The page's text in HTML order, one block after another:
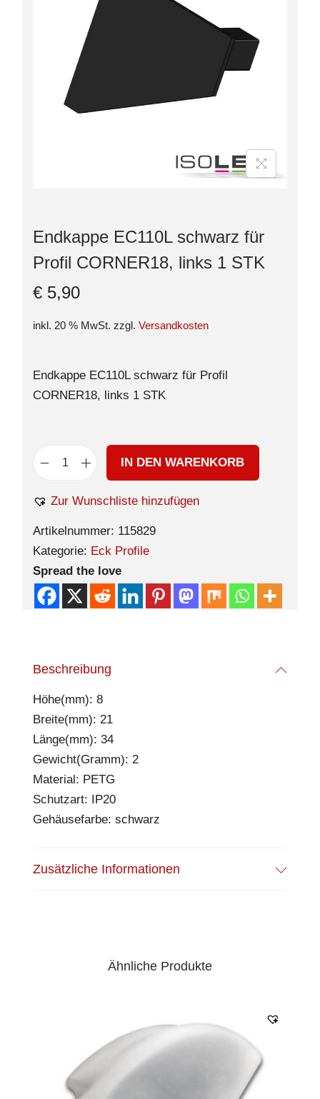
Endkappe EC110L schwarz für
Profil CORNER18, links 1 STK
€ 5,90
inkl. 20 % MwSt. zzgl. Versandkosten
Endkappe EC110L schwarz für Profil
CORNER18, links 1 STK
IN DEN WARENKORB
Zur Wunschliste hinzufügen
Artikelnummer: 115829
Kategorie: Eck Profile
Spread the love
Beschreibung
Höhe(mm): 8
Breite(mm): 21
Länge(mm): 34
Gewicht(Gramm): 2
Material: PETG
Schutzart: IP20
Gehäusefarbe: schwarz
Zusätzliche Informationen
Ähnliche Produkte